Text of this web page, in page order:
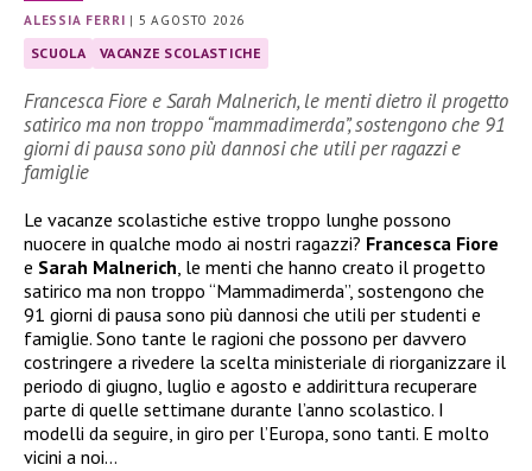
ALESSIA FERRI | 5 AGOSTO 2026
SCUOLA VACANZE SCOLASTICHE
Francesca Fiore e Sarah Malnerich, le menti dietro il progetto
satirico ma non troppo “mammadimerda”, sostengono che 91
giorni di pausa sono più dannosi che utili per ragazzi e
famiglie
Le vacanze scolastiche estive troppo lunghe possono
nuocere in qualche modo ai nostri ragazzi? Francesca Fiore
e Sarah Malnerich, le menti che hanno creato il progetto
satirico ma non troppo “Mammadimerda”, sostengono che
91 giorni di pausa sono più dannosi che utili per studenti e
famiglie. Sono tante le ragioni che possono per davvero
costringere a rivedere la scelta ministeriale di riorganizzare il
periodo di giugno, luglio e agosto e addirittura recuperare
parte di quelle settimane durante l’anno scolastico. I
modelli da seguire, in giro per l’Europa, sono tanti. E molto
vicini a noi…